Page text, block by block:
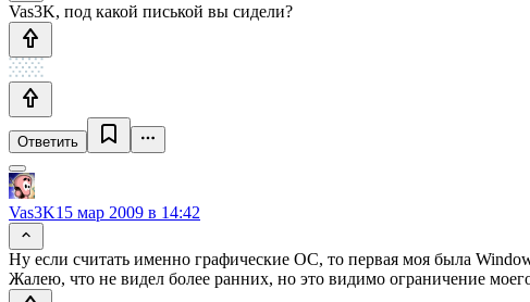
Vas3K, под какой писькой вы сидели?
Ответить
Vas3K15 мар 2009 в 14:42
Ну если считать именно графические ОС, то первая моя была
Жалею, что не видел более ранних, но это видимо ограничение